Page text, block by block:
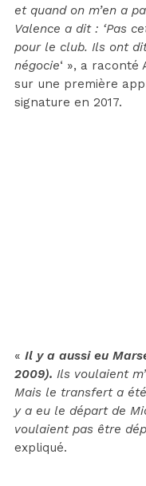
et quand on m’en a
Valence a dit : ‘Pas
pour le club. Ils ont
négocie‘ », a raconté
sur une première
signature en 2017.
« Il y a aussi eu
2009). Ils voulaient
Mais le transfert a
y a eu le départ de
voulaient pas être
expliqué.